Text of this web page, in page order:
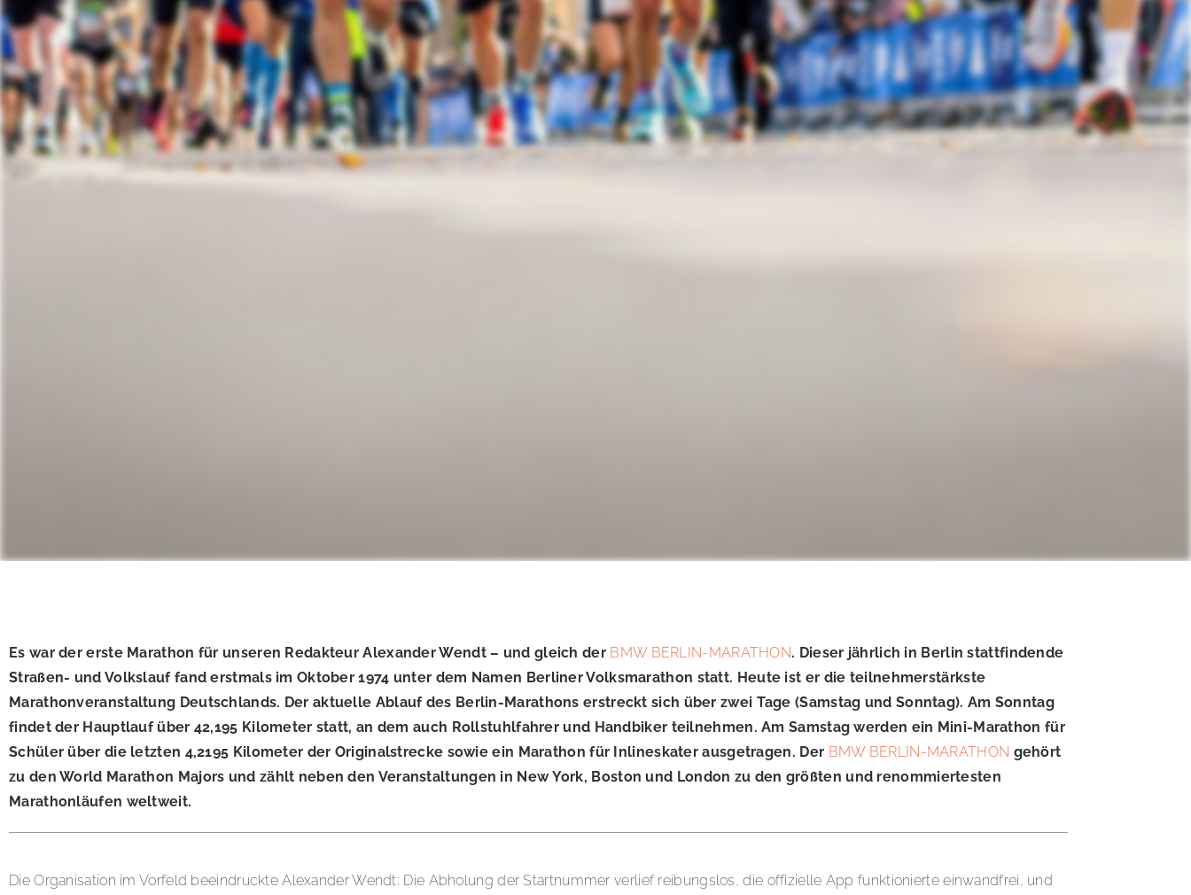
Es war der erste Marathon für unseren Redakteur Alexander Wendt – und gleich der BMW BERLIN-MARATHON. Dieser jährlich in Berlin stattfindende
Straßen- und Volkslauf fand erstmals im Oktober 1974 unter dem Namen Berliner Volksmarathon statt. Heute ist er die teilnehmerstärkste
Marathonveranstaltung Deutschlands. Der aktuelle Ablauf des Berlin-Marathons erstreckt sich über zwei Tage (Samstag und Sonntag). Am Sonntag
findet der Hauptlauf über 42,195 Kilometer statt, an dem auch Rollstuhlfahrer und Handbiker teilnehmen. Am Samstag werden ein Mini-Marathon für
Schüler über die letzten 4,2195 Kilometer der Originalstrecke sowie ein Marathon für Inlineskater ausgetragen. Der BMW BERLIN-MARATHON gehört
zu den World Marathon Majors und zählt neben den Veranstaltungen in New York, Boston und London zu den größten und renommiertesten
Marathonläufen weltweit.
Die Organisation im Vorfeld beeindruckte Alexander Wendt: Die Abholung der Startnummer verlief reibungslos, die offizielle App funktionierte einwandfrei, und